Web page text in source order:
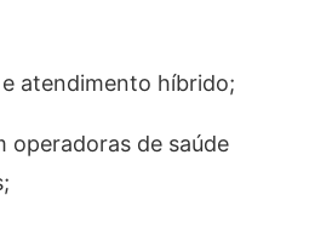
atendimento híbrido;
operadoras de saúde